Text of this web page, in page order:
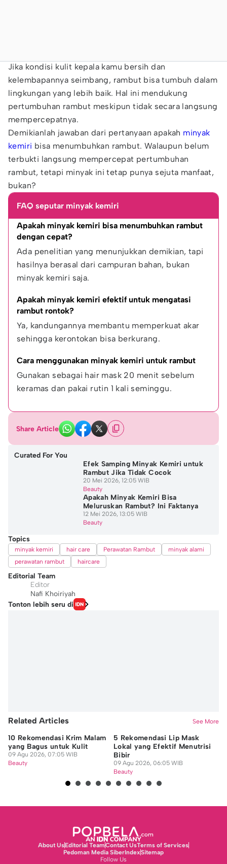
Jika kondisi kulit kepala kamu bersih dan
kelembapannya seimbang, rambut bisa tumbuh dalam
lingkungan yang lebih baik. Hal ini mendukung
pertumbuhan rambut meskipun tidak secara langsung
mempercepatnya.
Demikianlah jawaban dari pertanyaan apakah minyak
kemiri bisa menumbuhkan rambut. Walaupun belum
terbukti langsung mempercepat pertumbuhan
rambut, tetapi minyak ini tetap punya sejuta manfaat,
bukan?
FAQ seputar minyak kemiri
Apakah minyak kemiri bisa menumbuhkan rambut
dengan cepat?
Ada penelitian yang menunjukkan demikian, tapi
hasilnya berasal dari campuran bahan, bukan
minyak kemiri saja.
Apakah minyak kemiri efektif untuk mengatasi
rambut rontok?
Ya, kandungannya membantu memperkuat akar
sehingga kerontokan bisa berkurang.
Cara menggunakan minyak kemiri untuk rambut
Gunakan sebagai hair mask 20 menit sebelum
keramas dan pakai rutin 1 kali seminggu.
Share Article
Curated For You
Efek Samping Minyak Kemiri untuk
Rambut Jika Tidak Cocok
20 Mei 2026, 12:05 WIB
Beauty
Apakah Minyak Kemiri Bisa
Meluruskan Rambut? Ini Faktanya
12 Mei 2026, 13:05 WIB
Beauty
Topics
minyak kemiri hair care Perawatan Rambut
minyak alami
perawatan rambut
haircare
Editorial Team
Editor
Nafi Khoiriyah
Tonton lebih seru di
Related Articles See More
10 Rekomendasi Krim Malam
yang Bagus untuk Kulit
09 Agu 2026, 07:05 WIB
Beauty
5 Rekomendasi Lip Mask
Lokal yang Efektif Menutrisi
Bibir
09 Agu 2026, 06:05 WIB
Beauty
About UsEditorial TeamContact UsTerms of Services
Pedoman Media SiberIndexSitemap
Follow Us